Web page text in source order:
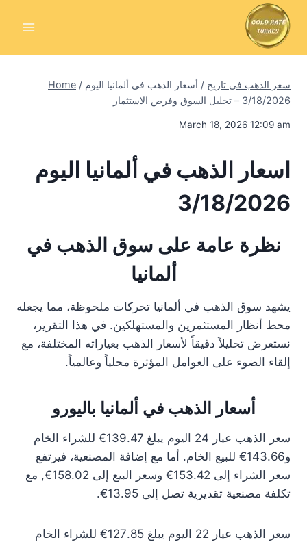
Home / سعر الذهب في تاريخ / أسعار الذهب في ألمانيا اليوم
3/18/2026 – تحليل السوق وفرص الاستثمار
March 18, 2026 12:09 am
اسعار الذهب في ألمانيا اليوم
3/18/2026
نظرة عامة على سوق الذهب في
ألمانيا
يشهد سوق الذهب في ألمانيا تحركات ملحوظة، مما يجعله
محط أنظار المستثمرين والمستهلكين. في هذا التقرير،
نستعرض تحليلاً دقيقاً لأسعار الذهب بعياراته المختلفة، مع
إلقاء الضوء على العوامل المؤثرة محلياً وعالمياً.
أسعار الذهب في ألمانيا باليورو
سعر الذهب عيار 24 اليوم يبلغ 139.47€ للشراء الخام
و143.66€ للبيع الخام. أما مع إضافة المصنعية، فيرتفع
سعر الشراء إلى 153.42€ وسعر البيع إلى 158.02€, مع
تكلفة مصنعية تقديرية تصل إلى 13.95€.
سعر الذهب عيار 22 اليوم يبلغ 127.85€ للشراء الخام